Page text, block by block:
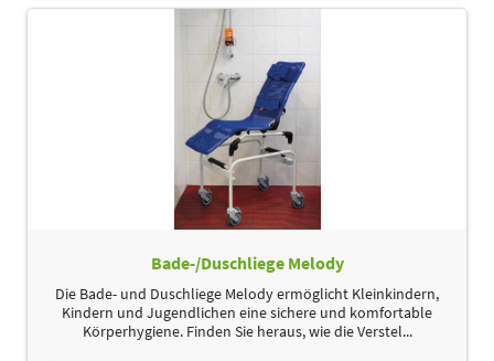
Bade-/Duschliege Melody
Die Bade- und Duschliege Melody ermöglicht Kleinkindern,
Kindern und Jugendlichen eine sichere und komfortable
Körperhygiene. Finden Sie heraus, wie die Verstel...